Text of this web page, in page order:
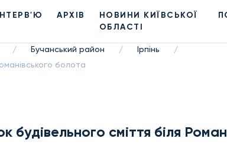
АРХІВ
НОВИНИ КИЇВСЬКОЇ
ОБЛАСТІ
/ Бучанський район / Ірпінь
/
болота
будівельного сміття біля